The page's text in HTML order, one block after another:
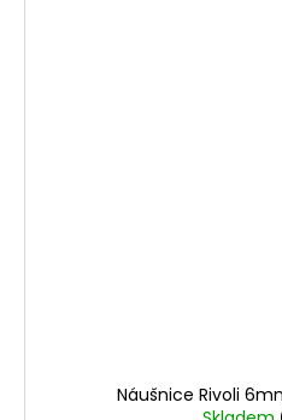
Náušnice Rivoli